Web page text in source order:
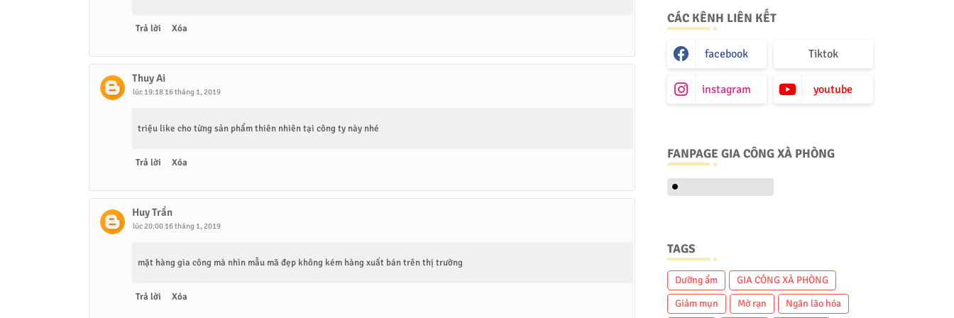
Trả lời Xóa
Thuy Ai
lúc 19:18 16 tháng 1, 2019
triệu like cho từng sản phẩm thiên nhiên tại công ty này nhé
Trả lời Xóa
Huy Trần
lúc 20:00 16 tháng 1, 2019
mặt hàng gia công mà nhìn mẫu mã đẹp không kém hàng xuất bán trên thị trường
Trả lời Xóa
CÁC KÊNH LIÊN KẾT
facebook Tiktok
instagram youtube
FANPAGE GIA CÔNG XÀ PHÒNG
TAGS
Dưỡng ẩm
GIA CÔNG XÀ PHÒNG
Giảm mụn
Mờ rạn
Ngăn lão hóa